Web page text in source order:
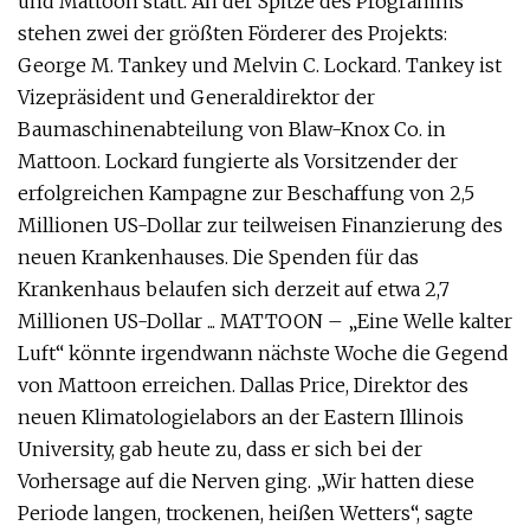
stehen zwei der größten Förderer des Projekts:
George M. Tankey und Melvin C. Lockard. Tankey ist
Vizepräsident und Generaldirektor der
Baumaschinenabteilung von Blaw-Knox Co. in
Mattoon. Lockard fungierte als Vorsitzender der
erfolgreichen Kampagne zur Beschaffung von 2,5
Millionen US-Dollar zur teilweisen Finanzierung des
neuen Krankenhauses. Die Spenden für das
Krankenhaus belaufen sich derzeit auf etwa 2,7
Millionen US-Dollar ... MATTOON – „Eine Welle kalter
Luft“ könnte irgendwann nächste Woche die Gegend
von Mattoon erreichen. Dallas Price, Direktor des
neuen Klimatologielabors an der Eastern Illinois
University, gab heute zu, dass er sich bei der
Vorhersage auf die Nerven ging. „Wir hatten diese
Periode langen, trockenen, heißen Wetters“, sagte